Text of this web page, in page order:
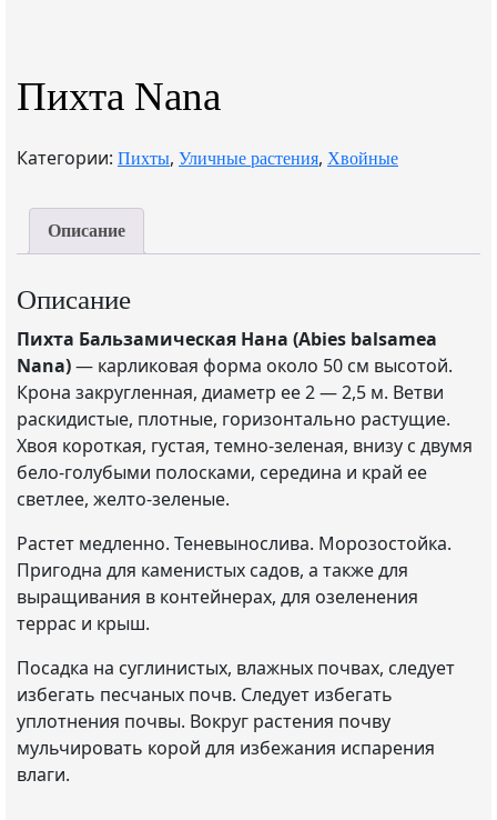
Пихта Nana
Категории: Пихты, Уличные растения, Хвойные
Описание
Описание
Пихта Бальзамическая Нана (Abies balsamea
Nana)— карликовая форма около 50 см высотой.
Крона закругленная, диаметр ее 2 — 2,5 м. Ветви
раскидистые, плотные, горизонтально растущие.
Хвоя короткая, густая, темно-зеленая, внизу с двумя
бело-голубыми полосками, середина и край ее
светлее, желто-зеленые.
Растет медленно. Теневынослива. Морозостойка.
Пригодна для каменистых садов, а также для
выращивания в контейнерах, для озеленения
террас и крыш.
Посадка на суглинистых, влажных почвах, следует
избегать песчаных почв. Следует избегать
уплотнения почвы. Вокруг растения почву
мульчировать корой для избежания испарения
влаги.